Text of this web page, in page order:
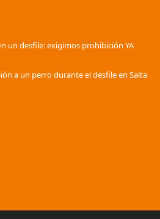
un desfile: exigimos prohibición YA
a un perro durante el desfile en Salta